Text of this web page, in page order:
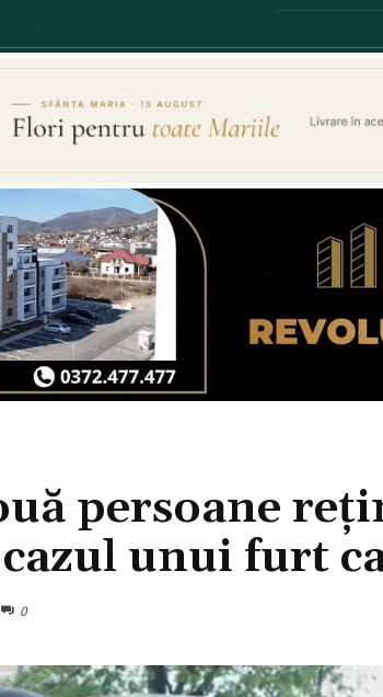
persoane
unui furt
0